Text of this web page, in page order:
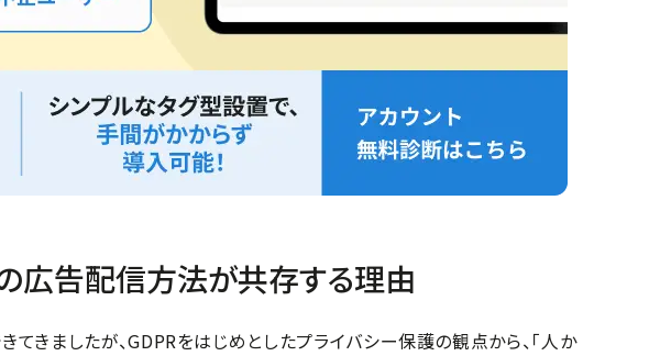
広告配信方法が共存する理由
きましたが、GDPRをはじめとしたプライバシー保護の観点から、「人か